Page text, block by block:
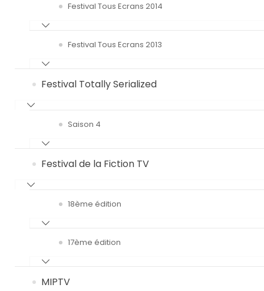
Festival Tous Ecrans 2014
Festival Tous Ecrans 2013
Festival Totally Serialized
Saison 4
Festival de la Fiction TV
18ème édition
17ème édition
MIPTV